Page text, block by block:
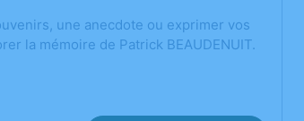
une anecdote ou exprimer vos
la mémoire de Patrick BEAUDENUIT.